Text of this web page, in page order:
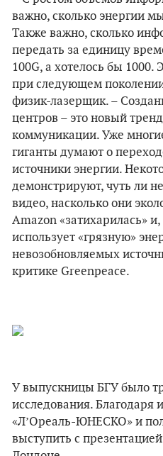
важно, сколько энергии
Также важно, сколько
передать за единицу
100G, а хотелось бы
при следующем
физик-лазерщик. –
центров – это новый
коммуникации. Уже
гиганты думают о
источники энергии.
демонстрируют, чуть ли
видео, насколько они
Amazon «затихарилась»
использует «грязную»
невозобновляемых
критике Greenpeace.
У выпускницы БГУ было
исследования. Благодаря
«Л’Ореаль-ЮНЕСКО» и
выступить с